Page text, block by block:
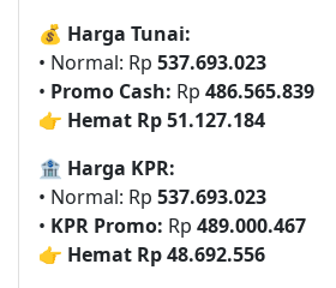
💰 Harga Tunai:
• Normal: Rp 537.693.023
• Promo Cash: Rp 486.565.839
👉 Hemat Rp 51.127.184
🏦 Harga KPR:
• Normal: Rp 537.693.023
• KPR Promo: Rp 489.000.467
👉 Hemat Rp 48.692.556